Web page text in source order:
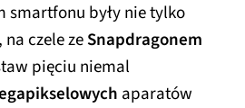
smartfonu były nie tylko
czele zeSnapdragonem
pięciu niemal
aparatów